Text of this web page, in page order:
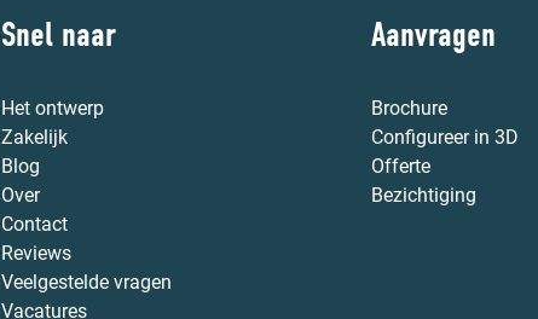
Snel naar
Het ontwerp
Zakelijk
Blog
Over
Contact
Reviews
Veelgestelde vragen
Vacatures
Aanvragen
Brochure
Configureer in 3D
Offerte
Bezichtiging